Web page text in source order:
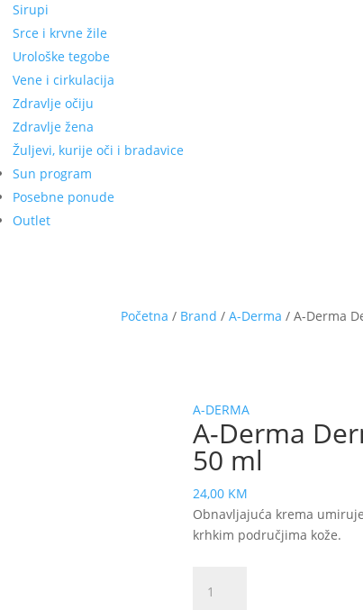
Sirupi
Srce i krvne žile
Urološke tegobe
Vene i cirkulacija
Zdravlje očiju
Zdravlje žena
Žuljevi, kurije oči i bradavice
Sun program
Posebne ponude
Outlet
Početna / Brand /A-Derma / A-Derma
A-DERMA
A-Derma
50 ml
24,00 KM
Obnavljajuća krema
krhkim područjima kože.
Derma